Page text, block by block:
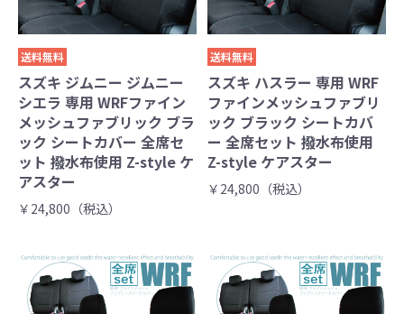
送料無料
スズキ ジムニー ジムニー
シエラ 専用 WRFファイン
メッシュファブリック ブラ
ック シートカバー 全席セ
ット 撥水布使用 Z-style ケ
アスター
￥24,800（税込）
送料無料
スズキ ハスラー 専用 WRF
ファインメッシュファブリ
ック ブラック シートカバ
ー 全席セット 撥水布使用
Z-style ケアスター
￥24,800（税込）